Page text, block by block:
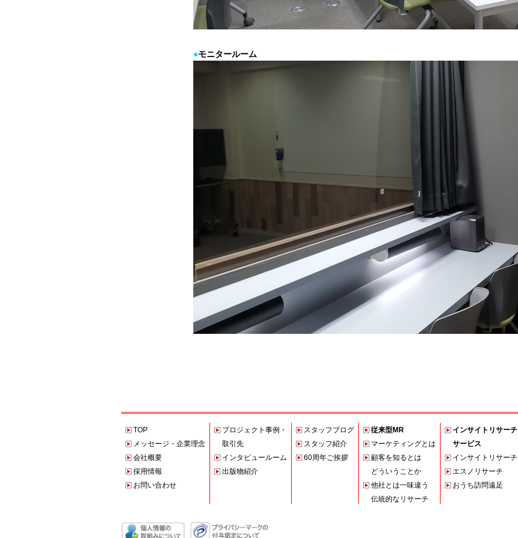
●モニタールーム
TOP
メッセージ・企業理念
会社概要
採用情報
お問い合わせ
プロジェクト事例・
取引先
インタビュールーム
出版物紹介
スタッフブログ
スタッフ紹介
60周年ご挨拶
従来型MR
マーケティングとは
顧客を知るとは
どういうことか
他社とは一味違う
伝統的なリサーチ
インサイトリサーチ
サービス
インサイトリサーチ
エスノリサーチ
おうち訪問遠足